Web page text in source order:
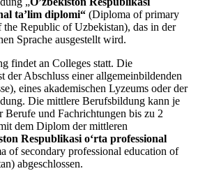
taʼlim diplomi“ (Diploma of primary
the Republic of Uzbekistan), das in der
Sprache ausgestellt wird.
findet an Colleges statt. Die
der Abschluss einer allgemeinbildenden
eines akademischen Lyzeums oder der
Die mittlere Berufsbildung kann je
Berufe und Fachrichtungen bis zu 2
dem Diplom der mittleren
Respublikasi oʻrta professional
of secondary professional education of
abgeschlossen.